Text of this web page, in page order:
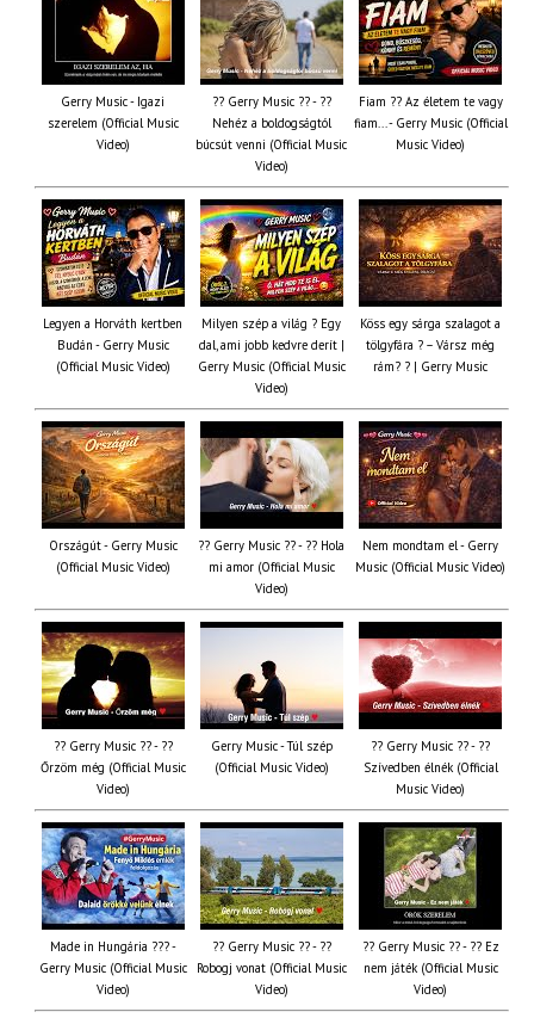
Gerry Music - Igazi
szerelem (Official Music
Video)
?? Gerry Music ?? - ??
Nehéz a boldogságtól
búcsút venni (Official Music
Video)
Fiam ?‍? Az életem te vagy
fiam... - Gerry Music (Official
Music Video)
Legyen a Horváth kertben
Budán - Gerry Music
(Official Music Video)
Milyen szép a világ ? Egy
dal, ami jobb kedvre derít |
Gerry Music (Official Music
Video)
Köss egy sárga szalagot a
tölgyfára ?️ – Vársz még
rám? ? | Gerry Music
Országút - Gerry Music
(Official Music Video)
?? Gerry Music ?? - ?? Hola
mi amor (Official Music
Video)
Nem mondtam el - Gerry
Music (Official Music Video)
?? Gerry Music ?? - ??
Őrzöm még (Official Music
Video)
Gerry Music - Túl szép
(Official Music Video)
?? Gerry Music ?? - ??
Szívedben élnék (Official
Music Video)
Made in Hungária ??? -
Gerry Music (Official Music
Video)
?? Gerry Music ?? - ??
Robogj vonat (Official Music
Video)
?? Gerry Music ?? - ?? Ez
nem játék (Official Music
Video)